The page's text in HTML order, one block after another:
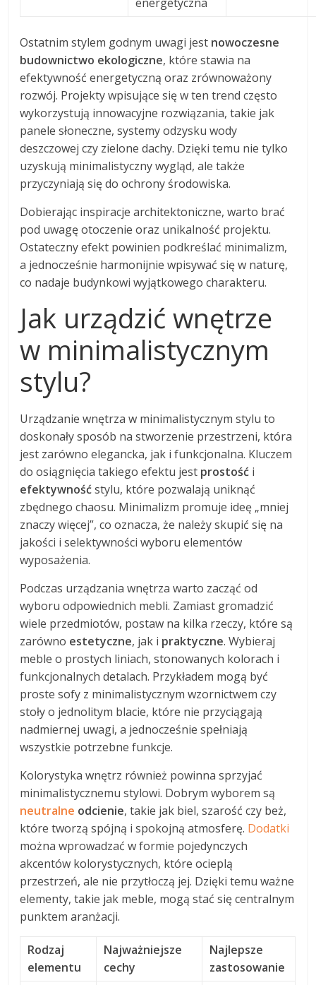
Ostatnim stylem godnym uwagi jest nowoczesne
budownictwo ekologiczne, które stawia na
efektywność energetyczną oraz zrównoważony
rozwój. Projekty wpisujące się w ten trend często
wykorzystują innowacyjne rozwiązania, takie jak
panele słoneczne, systemy odzysku wody
deszczowej czy zielone dachy. Dzięki temu nie tylko
uzyskują minimalistyczny wygląd, ale także
przyczyniają się do ochrony środowiska.
Dobierając inspiracje architektoniczne, warto brać
pod uwagę otoczenie oraz unikalność projektu.
Ostateczny efekt powinien podkreślać minimalizm,
a jednocześnie harmonijnie wpisywać się w naturę,
co nadaje budynkowi wyjątkowego charakteru.
Jak urządzić wnętrze
w minimalistycznym
stylu?
Urządzanie wnętrza w minimalistycznym stylu to
doskonały sposób na stworzenie przestrzeni, która
jest zarówno elegancka, jak i funkcjonalna. Kluczem
do osiągnięcia takiego efektu jest prostość i
efektywnośćstylu, które pozwalają uniknąć
zbędnego chaosu. Minimalizm promuje ideę „mniej
znaczy więcej”, co oznacza, że należy skupić się na
jakości i selektywności wyboru elementów
wyposażenia.
Podczas urządzania wnętrza warto zacząć od
wyboru odpowiednich mebli. Zamiast gromadzić
wiele przedmiotów, postaw na kilka rzeczy, które są
zarówno estetyczne, jak i praktyczne. Wybieraj
meble o prostych liniach, stonowanych kolorach i
funkcjonalnych detalach. Przykładem mogą być
proste sofy z minimalistycznym wzornictwem czy
stoły o jednolitym blacie, które nie przyciągają
nadmiernej uwagi, a jednocześnie spełniają
wszystkie potrzebne funkcje.
Kolorystyka wnętrz również powinna sprzyjać
minimalistycznemu stylowi. Dobrym wyborem są
neutralne odcienie, takie jak biel, szarość czy beż,
które tworzą spójną i spokojną atmosferę. Dodatki
można wprowadzać w formie pojedynczych
akcentów kolorystycznych, które ocieplą
przestrzeń, ale nie przytłoczą jej. Dzięki temu ważne
elementy, takie jak meble, mogą stać się centralnym
punktem aranżacji.
Rodzaj
elementu
Najważniejsze
cechy
Najlepsze
zastosowanie